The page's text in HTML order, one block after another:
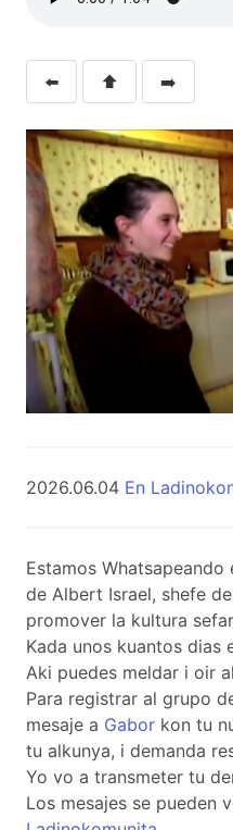
⬅️ ⬆️ ➡️
2026.06.04 En
Estamos
de Albert Israel, shefe
promover la kultura
Kada unos kuantos dias
Aki puedes meldar i oir
Para registrar al grupo
mesaje a Gabor kon tu
tu alkunya, i demanda
Yo vo a transmeter tu
Los mesajes se pueden